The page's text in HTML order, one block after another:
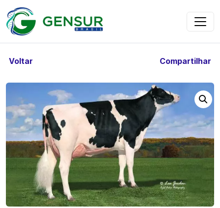
Voltar Compartilhar